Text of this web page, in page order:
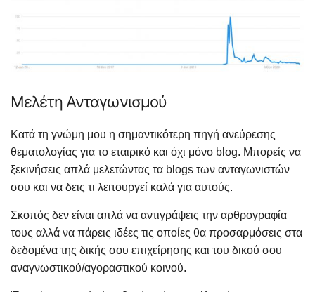
Μελέτη Ανταγωνισμού
Κατά τη γνώμη μου η σημαντικότερη πηγή ανεύρεσης
θεματολογίας για το εταιρικό και όχι μόνο blog. Μπορείς να
ξεκινήσεις απλά μελετώντας τα blogs των ανταγωνιστών
σου και να δεις τι λειτουργεί καλά για αυτούς.
Σκοπός δεν είναι απλά να αντιγράψεις την αρθρογραφία
τους αλλά να πάρεις ιδέες τις οποίες θα προσαρμόσεις στα
δεδομένα της δικής σου επιχείρησης και του δικού σου
αναγνωστικού/αγοραστικού κοινού.